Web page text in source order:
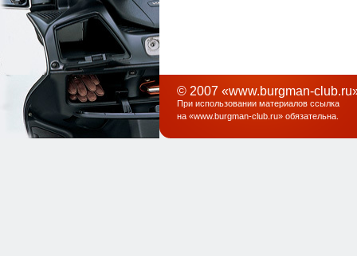
© 2007 «www.burgman-
При использовании материалов ссылка
на «www.burgman-club.ru» обязательна